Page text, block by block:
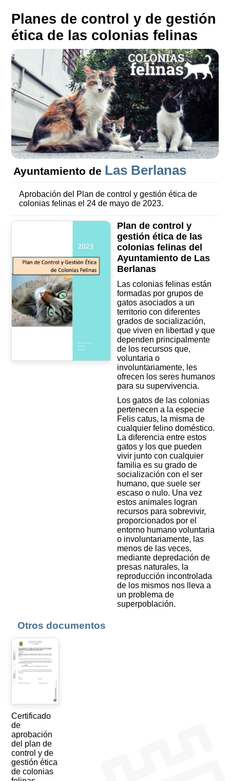
Planes de control y de gestión
ética de las colonias felinas
Ayuntamiento de Las Berlanas
Aprobación del Plan de control y gestión ética de
colonias felinas el 24 de mayo de 2023.
Plan de control y
gestión ética de las
colonias felinas del
Ayuntamiento de Las
Berlanas
Las colonias felinas están
formadas por grupos de
gatos asociados a un
territorio con diferentes
grados de socialización,
que viven en libertad y que
dependen principalmente
de los recursos que,
voluntaria o
involuntariamente, les
ofrecen los seres humanos
para su supervivencia.
Los gatos de las colonias
pertenecen a la especie
Felis catus, la misma de
cualquier felino doméstico.
La diferencia entre estos
gatos y los que pueden
vivir junto con cualquier
familia es su grado de
socialización con el ser
humano, que suele ser
escaso o nulo. Una vez
estos animales logran
recursos para sobrevivir,
proporcionados por el
entorno humano voluntaria
o involuntariamente, las
menos de las veces,
mediante depredación de
presas naturales, la
reproducción incontrolada
de los mismos nos lleva a
un problema de
superpoblación.
Otros documentos
Certificado
de
aprobación
del plan de
control y de
gestión ética
de colonias